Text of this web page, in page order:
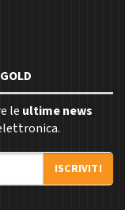
le ultime news
ISCRIVITI